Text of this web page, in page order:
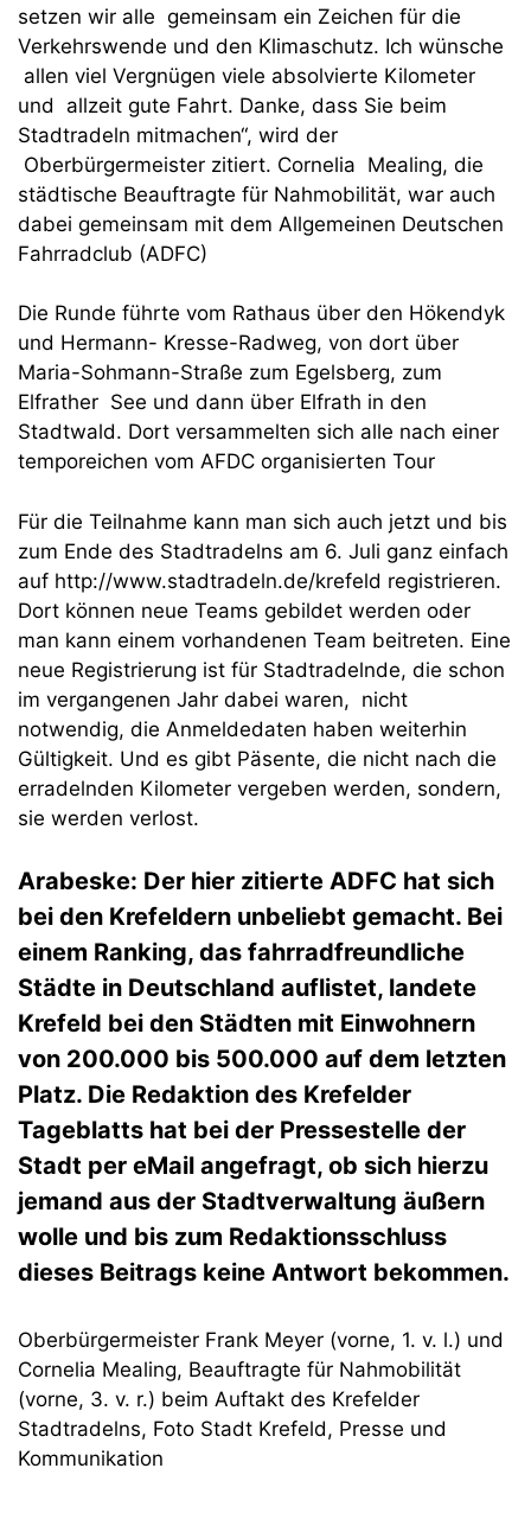
setzen wir alle gemeinsam ein Zeichen für die
Verkehrswende und den Klimaschutz. Ich wünsche
allen viel Vergnügen viele absolvierte Kilometer
und allzeit gute Fahrt. Danke, dass Sie beim
Stadtradeln mitmachen“, wird der
Oberbürgermeister zitiert. Cornelia Mealing, die
städtische Beauftragte für Nahmobilität, war auch
dabei gemeinsam mit dem Allgemeinen Deutschen
Fahrradclub (ADFC)
Die Runde führte vom Rathaus über den Hökendyk
und Hermann- Kresse-Radweg, von dort über
Maria-Sohmann-Straße zum Egelsberg, zum
Elfrather See und dann über Elfrath in den
Stadtwald. Dort versammelten sich alle nach einer
temporeichen vom AFDC organisierten Tour
Für die Teilnahme kann man sich auch jetzt und bis
zum Ende des Stadtradelns am 6. Juli ganz einfach
auf http://www.stadtradeln.de/krefeld registrieren.
Dort können neue Teams gebildet werden oder
man kann einem vorhandenen Team beitreten. Eine
neue Registrierung ist für Stadtradelnde, die schon
im vergangenen Jahr dabei waren, nicht
notwendig, die Anmeldedaten haben weiterhin
Gültigkeit. Und es gibt Päsente, die nicht nach die
erradelnden Kilometer vergeben werden, sondern,
sie werden verlost.
Arabeske: Der hier zitierte ADFC hat sich
bei den Krefeldern unbeliebt gemacht. Bei
einem Ranking, das fahrradfreundliche
Städte in Deutschland auflistet, landete
Krefeld bei den Städten mit Einwohnern
von 200.000 bis 500.000 auf dem letzten
Platz. Die Redaktion des Krefelder
Tageblatts hat bei der Pressestelle der
Stadt per eMail angefragt, ob sich hierzu
jemand aus der Stadtverwaltung äußern
wolle und bis zum Redaktionsschluss
dieses Beitrags keine Antwort bekommen.
Oberbürgermeister Frank Meyer (vorne, 1. v. l.) und
Cornelia Mealing, Beauftragte für Nahmobilität
(vorne, 3. v. r.) beim Auftakt des Krefelder
Stadtradelns, Foto Stadt Krefeld, Presse und
Kommunikation